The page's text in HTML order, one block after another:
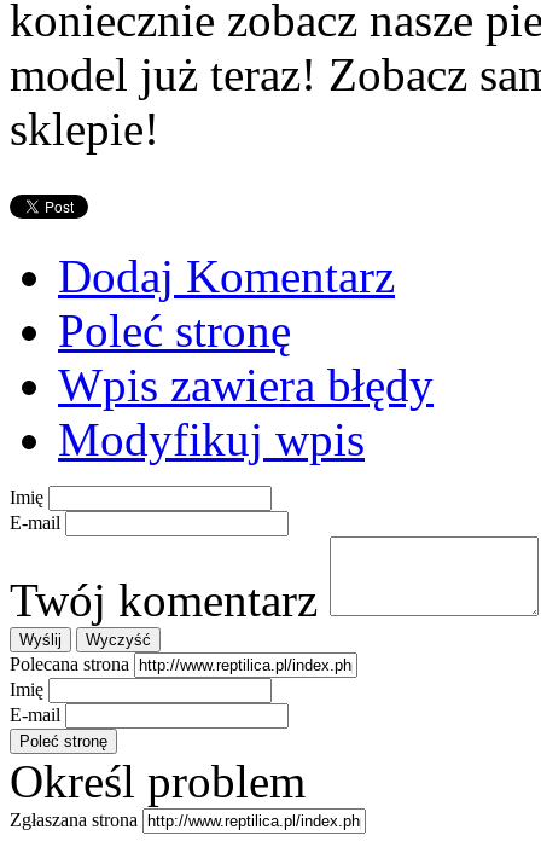
koniecznie zobacz nasze
model już teraz! Zobacz
sklepie!
Dodaj Komentarz
Poleć stronę
Wpis zawiera błędy
Modyfikuj wpis
Imię
E-mail
Twój komentarz
Polecana strona
Imię
E-mail
Określ problem
Zgłaszana strona